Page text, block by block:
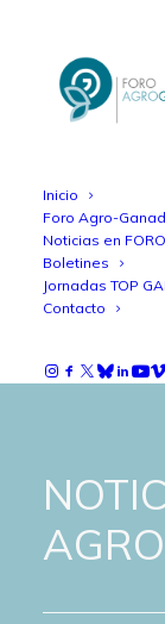
Inicio
Foro Agro-
Noticias en
Boletines
Jornadas TOP
Contacto